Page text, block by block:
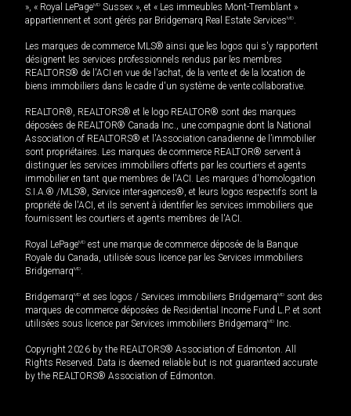
», « Royal LePageMD Sussex », et « Les immeubles Mont-Tremblant »
appartiennent et sont gérés par Bridgemarq Real Estate ServicesMD.
Les marques de commerce MLS® ainsi que les logos qui s'y rapportent
désignent les services professionnels rendus par les membres
REALTORS® de l'ACI en vue de l'achat, de la vente et de la location de
biens immobiliers dans le cadre d'un système de vente collaborative.
REALTOR®, REALTORS® et le logo REALTOR® sont des marques
déposées de REALTOR® Canada Inc., une compagnie dont la National
Association of REALTORS® et l'Association canadienne de l’immobilier
sont propriétaires. Les marques de commerce REALTOR® servent à
distinguer les services immobiliers offerts par les courtiers et agents
immobilier en tant que membres de l'ACI. Les marques d'homologation
S.I.A.® /MLS®, Service inter-agences®, et leurs logos respectifs sont la
propriété de l'ACI, et ils servent à identifier les services immobiliers que
fournissent les courtiers et agents membres de l'ACI.
Royal LePageMD est une marque de commerce déposée de la Banque
Royale du Canada, utilisée sous licence par les Services immobiliers
BridgemarqMD.
BridgemarqMD et ses logos / Services immobiliers BridgemarqMD sont des
marques de commerce déposées de Residential Income Fund L.P. et sont
utilisées sous licence par Services immobiliers BridgemarqMD Inc.
Copyright 2026 by the REALTORS® Association of Edmonton. All
Rights Reserved. Data is deemed reliable but is not guaranteed accurate
by the REALTORS® Association of Edmonton.